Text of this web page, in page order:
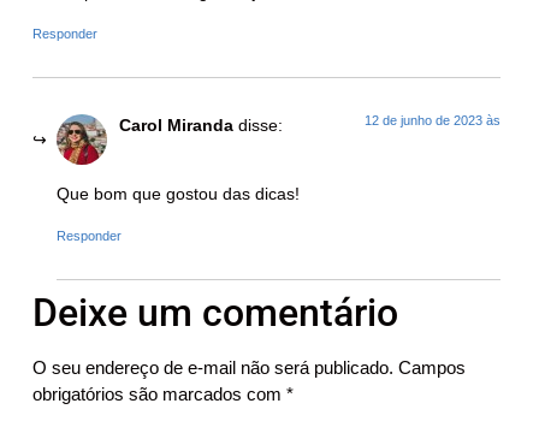
Responder
Carol Miranda disse: 12 de junho de 2023 às
Que bom que gostou das dicas!
Responder
Deixe um comentário
O seu endereço de e-mail não será publicado. Campos
obrigatórios são marcados com *